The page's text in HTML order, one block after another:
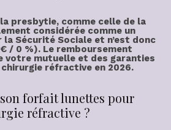
presbytie, comme celle de la
considérée comme un
Sécurité Sociale et n’est donc
/ 0 %). Le remboursement
votre mutuelle et des garanties
chirurgie réfractive en 2026.
forfait lunettes pour
réfractive ?